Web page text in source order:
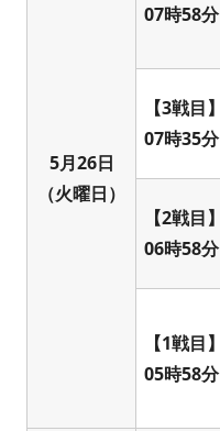
5月26日
（火曜日）
07時58分
【3戦目】
07時35分
【2戦目】
06時58分
【1戦目】
05時58分